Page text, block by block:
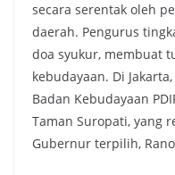
secara serentak oleh
daerah. Pengurus
doa syukur, membuat
kebudayaan. Di
Badan Kebudayaan
Taman Suropati, yang
Gubernur terpilih,